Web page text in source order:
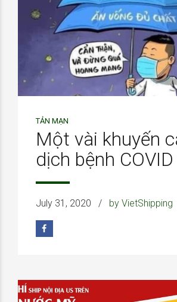
TẢN MẠN
Một vài khuyến
dịch bệnh
July 31, 2020 by VietShipping